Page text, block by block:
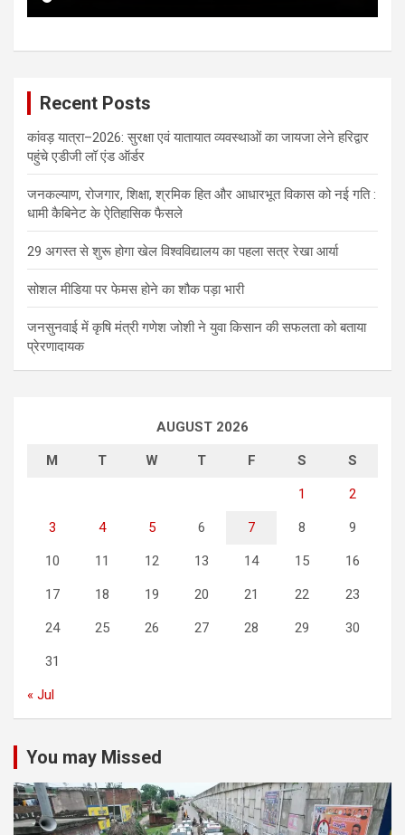
Recent Posts
कांवड़ यात्रा–2026: सुरक्षा एवं यातायात व्यवस्थाओं का जायजा लेने हरिद्वार
पहुंचे एडीजी लॉ एंड ऑर्डर
जनकल्याण, रोजगार, शिक्षा, श्रमिक हित और आधारभूत विकास को नई गति :
धामी कैबिनेट के ऐतिहासिक फैसले
29 अगस्त से शुरू होगा खेल विश्वविद्यालय का पहला सत्र रेखा आर्या
सोशल मीडिया पर फेमस होने का शौक पड़ा भारी
जनसुनवाई में कृषि मंत्री गणेश जोशी ने युवा किसान की सफलता को बताया
प्रेरणादायक
AUGUST 2026
M T W T F S S
1 2
3 4 5 6 7 8 9
10 11 12 13 14 15 16
17 18 19 20 21 22 23
24 25 26 27 28 29 30
31
« Jul
You may Missed